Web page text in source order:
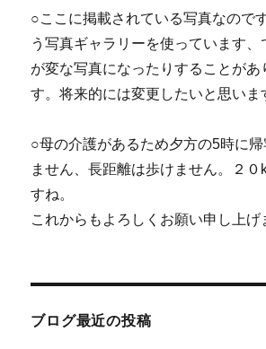
○ここに掲載されている写真なので
う写真ギャラリーを使っています、
が変な写真になったりすることがあ
す。将来的には変更したいと思いま
○母の介護があるため夕方の5時に
ません、長距離は歩けません。２
すね。
これからもよろしくお願い申し上げ
ブログ最近の投稿